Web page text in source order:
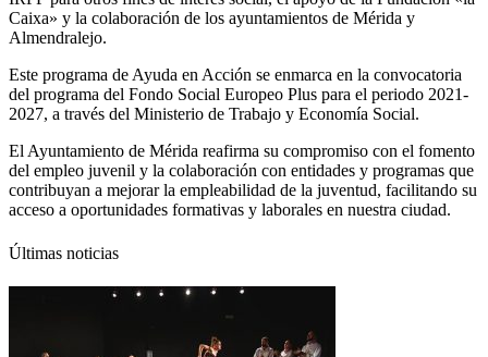
Caixa» y la colaboración de los ayuntamientos de Mérida y
Almendralejo.
Este programa de Ayuda en Acción se enmarca en la convocatoria
del programa del Fondo Social Europeo Plus para el periodo 2021-
2027, a través del Ministerio de Trabajo y Economía Social.
El Ayuntamiento de Mérida reafirma su compromiso con el fomento
del empleo juvenil y la colaboración con entidades y programas que
contribuyan a mejorar la empleabilidad de la juventud, facilitando su
acceso a oportunidades formativas y laborales en nuestra ciudad.
Últimas noticias